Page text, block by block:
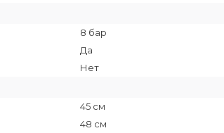
8 бар
Да
Нет
45 см
48 см